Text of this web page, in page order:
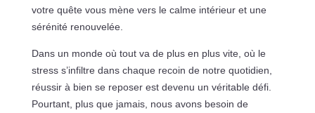
votre quête vous mène vers le calme intérieur et une
sérénité renouvelée.
Dans un monde où tout va de plus en plus vite, où le
stress s’infiltre dans chaque recoin de notre quotidien,
réussir à bien se reposer est devenu un véritable défi.
Pourtant, plus que jamais, nous avons besoin de